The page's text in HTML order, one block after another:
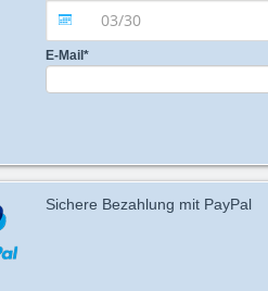
E-Mail*
Sichere Bezahlung mit PayPal